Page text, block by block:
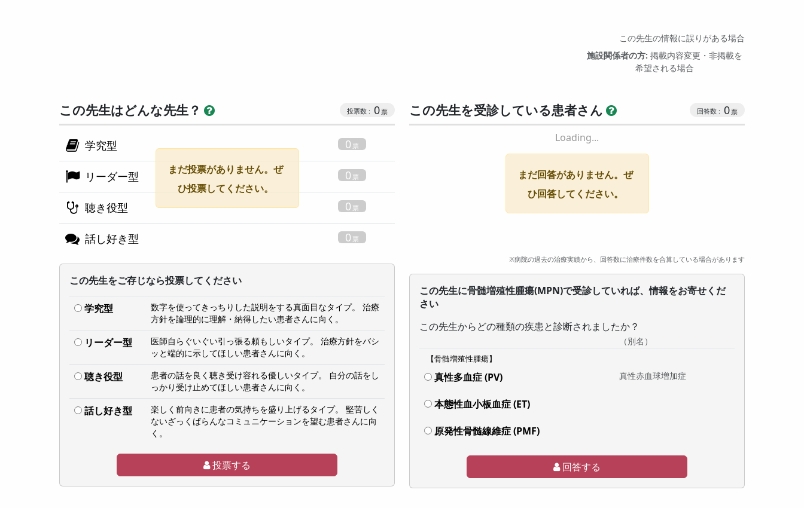
この先生の情報に誤りがある場合
施設関係者の方: 掲載内容変更・非掲載を
希望される場合
この先生はどんな先生？ 0
学究型 0
リーダー型 0
聴き役型 0
話し好き型 0
まだ投票がありません。ぜ
ひ投票してください。
この先生をご存じなら投票してください
学究型
数字を使ってきっちりした説明をする真面目なタイプ。 治療
方針を論理的に理解・納得したい患者さんに向く。
リーダー型
医師自らぐいぐい引っ張る頼もしいタイプ。 治療方針をバシ
ッと端的に示してほしい患者さんに向く。
聴き役型
患者の話を良く聴き受け容れる優しいタイプ。 自分の話をし
っかり受け止めてほしい患者さんに向く。
話し好き型
楽しく前向きに患者の気持ちを盛り上げるタイプ。 堅苦しく
ないざっくばらんなコミュニケーションを望む患者さんに向
く。
投票する
この先生を受診している患者さん 0
Loading...
※病院の過去の治療実績から、回答数に治療件数を合算している場合があります
まだ回答がありません。ぜ
ひ回答してください。
この先生に骨髄増殖性腫瘍(MPN)で受診していれば、情報をお寄せくだ
さい
この先生からどの種類の疾患と診断されましたか？
（別名）
【骨髄増殖性腫瘍】
真性多血症 (PV) 真性赤血球増加症
本態性血小板血症 (ET)
原発性骨髄線維症 (PMF)
回答する